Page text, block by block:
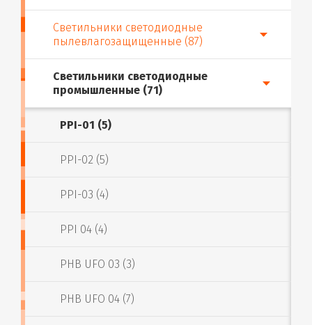
Светильники светодиодные
пылевлагозащищенные (87)
Светильники светодиодные
промышленные (71)
PPI-01 (5)
PPI-02 (5)
PPI-03 (4)
PPI 04 (4)
PHB UFO 03 (3)
PHB UFO 04 (7)